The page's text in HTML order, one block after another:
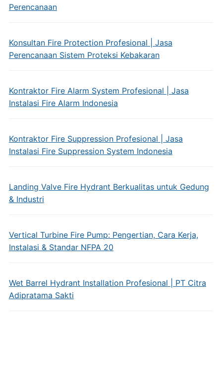
Perencanaan
Konsultan Fire Protection Profesional | Jasa
Perencanaan Sistem Proteksi Kebakaran
Kontraktor Fire Alarm System Profesional | Jasa
Instalasi Fire Alarm Indonesia
Kontraktor Fire Suppression Profesional | Jasa
Instalasi Fire Suppression System Indonesia
Landing Valve Fire Hydrant Berkualitas untuk Gedung
& Industri
Vertical Turbine Fire Pump: Pengertian, Cara Kerja,
Instalasi & Standar NFPA 20
Wet Barrel Hydrant Installation Profesional | PT Citra
Adipratama Sakti